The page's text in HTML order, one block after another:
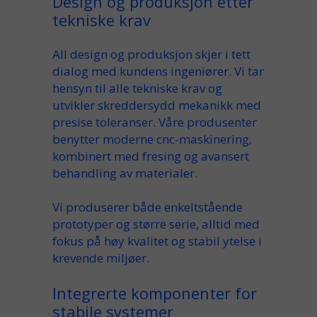
tekniske krav
All design og produksjon skjer i tett
dialog med kundens ingeniører. Vi tar
hensyn til alle tekniske kravog
utvikler skreddersydd mekanikk med
presise toleranser. Våre produsenter
benytter moderne cnc-maskinering,
kombinert med fresing og avansert
behandling av materialer.
Vi produserer både enkeltstående
prototyperog større serie, alltid med
fokus på høy kvalitetog stabil ytelse i
krevende miljøer.
Integrerte komponenter for
stabile systemer